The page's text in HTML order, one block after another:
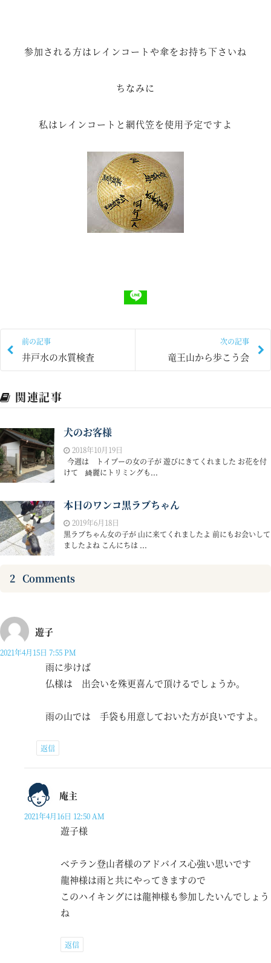
参加される方はレインコートや傘をお持ち下さいね
ちなみに
私はレインコートと網代笠を使用予定ですよ
前の記事
井戸水の水質検査
次の記事
竜王山から歩こう会
関連記事
犬のお客様
2018年10月19日
今週は トイプーの女の子が 遊びにきてくれました お花を付
けて 綺麗にトリミングも...
本日のワンコ黒ラブちゃん
2019年6月18日
黒ラブちゃん女の子が 山に来てくれましたよ 前にもお会いして
ましたよね こんにちは ...
2 Comments
遊子
2021年4月15日 7:55 PM
雨に歩けば
仏様は 出会いを殊更喜んで頂けるでしょうか。
雨の山では 手袋も用意しておいた方が良いですよ。
返信
庵主
2021年4月16日 12:50 AM
遊子様
ベテラン登山者様のアドバイス心強い思いです
龍神様は雨と共にやってきますので
このハイキングには龍神様も参加したいんでしょう
ね
返信